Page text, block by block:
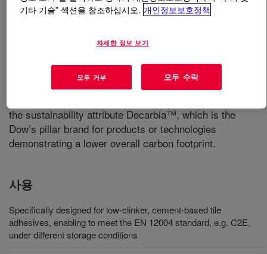
Cellulose Ether?
the sustainability attribute Decarbia™, which is the
Dow’s pillar brand for products or technologies
demonstrating a lower overall carbon footprint.
사용
Specifically designed for low-clinker, cement-based tile
adhesives, enabling to meet the EN 12004 standard, e.g. C2E,
under different storage conditions
기타 기술” 섹션을 참조하십시오. 개인정보보호정책
자세한 정보 보기
모두 거부 모두 수락